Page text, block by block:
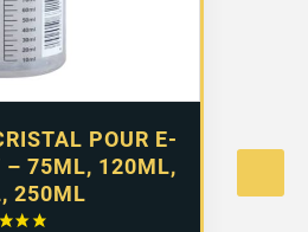
POUR E-
– 75ML, 120ML,
250ML
4,99 €